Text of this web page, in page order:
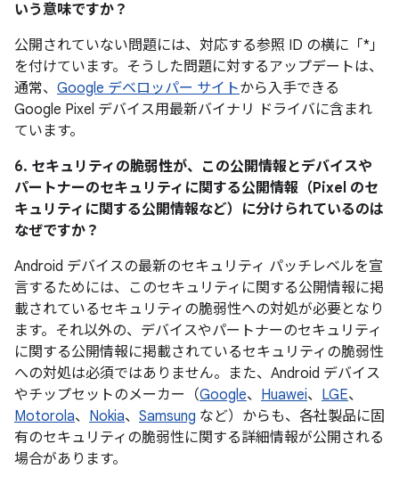
いう意味ですか？
公開されていない問題には、対応する参照 ID の横に「*」
を付けています。そうした問題に対するアップデートは、
通常、 Google デベロッパー サイトから入手できる
Google Pixel デバイス用最新バイナリ ドライバに含まれ
ています。
6. セキュリティの脆弱性が、この公開情報とデバイスや
パートナーのセキュリティに関する公開情報（Pixel のセ
キュリティに関する公開情報など）に分けられているのは
なぜですか？
Android デバイスの最新のセキュリティ パッチレベルを宣
言するためには、このセキュリティに関する公開情報に掲
載されているセキュリティの脆弱性への対処が必要となり
ます。それ以外の、デバイスやパートナーのセキュリティ
に関する公開情報に掲載されているセキュリティの脆弱性
への対処は必須ではありません。また、Android デバイス
やチップセットのメーカー（Google、 Huawei、 LGE、
Motorola、 Nokia、 Samsung など）からも、各社製品に固
有のセキュリティの脆弱性に関する詳細情報が公開される
場合があります。